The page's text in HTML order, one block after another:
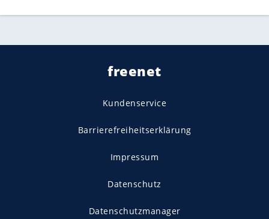
freenet
Kundenservice
Barrierefreiheitserklärung
Impressum
Datenschutz
Datenschutzmanager